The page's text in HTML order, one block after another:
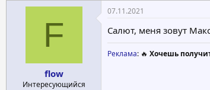
F
flow
Интересующийся
07.11.2021
Салют, меня зовут
Реклама: 🔥 Хочешь